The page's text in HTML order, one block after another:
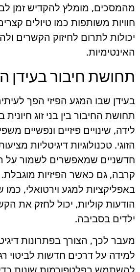
מהמסכים, מומלץ להקדיש זמן
חוויות משותפות כמו טיולים
יכולות לתרום לחיזוק הקשרים
האינטימיות.
תחושת חיבור בעידן
בעידן שבו המגע הפיזי הפך
תחושת החיבור בין בני זוג
לידה, שינויים פיזיים ונפשיים
הזוגי. טכנולוגיות דיגיטליות
חדשניים שמאפשרים לשמור
קרבה, גם כאשר הפיזיות
באפליקציות למגע וירטואלי, כמו
הודעות קוליות, יכול לחזק את
ילדים בסביבה.
מעבר לכך, הצורך בפתרונות
למידה על דרכים חדשות לביטוי